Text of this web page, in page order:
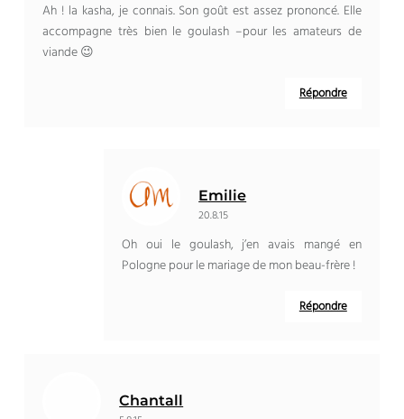
Ah ! la kasha, je connais. Son goût est assez prononcé. Elle
accompagne très bien le goulash –pour les amateurs de
viande 😉
Répondre
Emilie
20.8.15
Oh oui le goulash, j’en avais mangé en
Pologne pour le mariage de mon beau-frère !
Répondre
Chantall